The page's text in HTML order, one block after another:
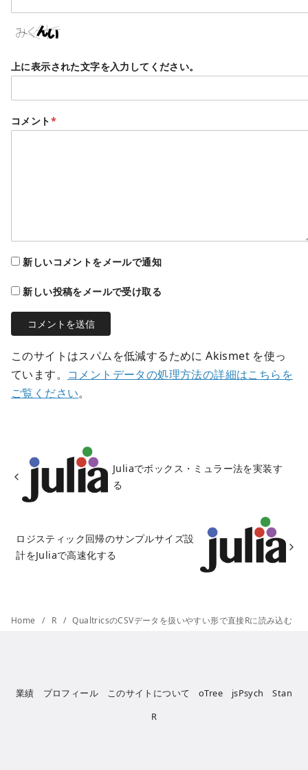
上に表示された文字を入力してください。
コメント*
新しいコメントをメールで通知
新しい投稿をメールで受け取る
このサイトはスパムを低減するために Akismet を使っ
ています。 コメントデータの処理方法の詳細はこちらを
ご覧ください。
Juliaでボックス・ミュラー法を実装す
る
ロジスティック回帰のサンプルサイズ設
計をJuliaで高速化する
Home R QualtricsのCSVデータを扱いやすい形で直接Rに読み込む
業績 プロフィール このサイトについて oTree jsPsych
Stan
R